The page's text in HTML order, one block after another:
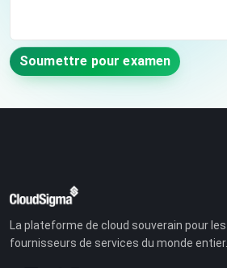
Soumettre pour examen
La plateforme de cloud souverain pour les
fournisseurs de services du monde entier.